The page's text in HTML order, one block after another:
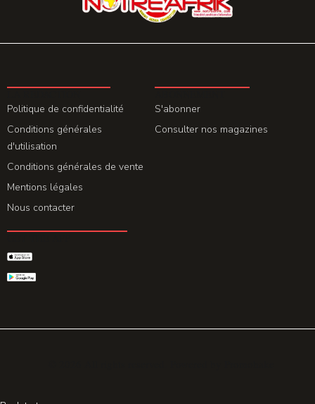
Politique de confidentialité
Conditions générales
d'utilisation
Conditions générales de vente
Mentions légales
Nous contacter
S'abonner
Consulter nos magazines